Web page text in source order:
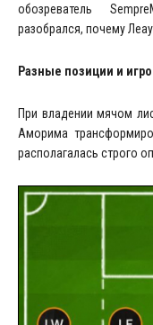
обозреватель
разобрался, почему
Разные позиции и
При владении мячом
Аморима
располагалась строго